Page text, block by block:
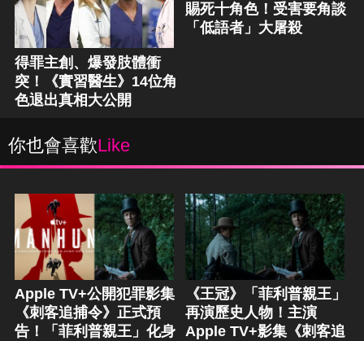
得罪主創、爆發肢體衝
突！《實習醫生》14位角
色退出真相大公開
賜死十角色！受害要角談
「低語者」大屠殺
你也會喜歡Like
Apple TV+公開犯罪影集
《刺客追捕令》正式預
告！「菲利普親王」化身
《王冠》「菲利普親王」
再演歷史人物！主演
Apple TV+影集《刺客追